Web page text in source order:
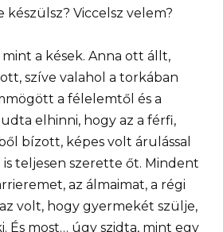
készülsz? Viccelsz velem?
a kések. Anna ott állt,
szíve valahol a torkában
a félelemtől és a
elhinni, hogy az a férfi,
bízott, képes volt árulással
teljesen szerette őt. Mindent
az álmaimat, a régi
volt, hogy gyermekét szülje,
És most… úgy szidta, mint egy